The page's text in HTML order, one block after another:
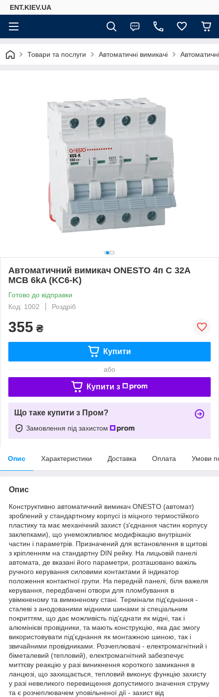
ENT.KIEV.UA
Товари та послуги Автоматичні вимикачі
Автоматичний вимикач ONESTO 4п С 32А
MCB 6kA (KC6-K)
Готово до відправки
Код: 1002
Роздріб
355 ₴
Купити
або
Купити з
Що таке купити з Пром?
Замовлення під захистом
Опис Характеристики Доставка Оплата Умови
Опис
Конструктивно автоматичний вимикач ONESTO (автомат)
зроблений у стандартному корпусі із міцного термостійкого
пластику та має механічний захист (з'єднання частин корпусу
заклепками), що унеможливлює модифікацію внутрішніх
частин і параметрів. Призначений для встановлення в щитові
з кріпленням на стандартну DIN рейку. На лицьовій панелі
автомата, де вказані його параметри, розташовано важіль
ручного керування силовими контактами й індикатор
положення контактної групи. На передній панелі, біля важеля
керування, передбачені отвори для пломбування в
увімкненому та вимкненому стані. Термінали під'єднання -
сталеві з анодованими мідними шинами зі спеціальним
покриттям, що дає можливість під'єднати як мідні, так і
алюмінієві провідники, та мають конструкцію, яка дає змогу
використовувати під'єднання як монтажною шиною, так і
звичайними провідниками. Розчеплювачі - електромагнітний і
біметалевий (тепловий), електромагнітний забезпечує
миттєву реакцію у разі виникнення короткого замикання в
ланцюзі, що захищається, тепловий виконує функцію захисту
у разі невеликого перевищення допустимого значення струму
та є розчеплювачем уповільненої дії - захист від